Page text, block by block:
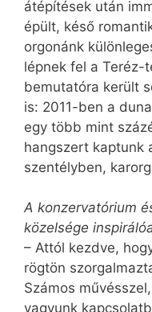
átépítések után
épült, késő
orgonánk
lépnek fel a Teréz-
bemutatóra került
is: 2011-ben a
egy több mint
hangszert kaptunk
szentélyben,
A konzervatórium
közelsége
– Attól kezdve,
rögtön
Számos
vagyunk